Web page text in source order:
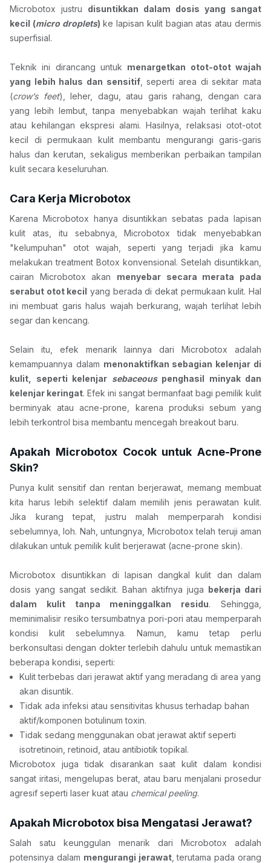
Microbotox justru disuntikkan dalam dosis yang sangat
kecil (micro droplets) ke lapisan kulit bagian atas atau dermis
superfisial.
Teknik ini dirancang untuk menargetkan otot-otot wajah
yang lebih halus dan sensitif, seperti area di sekitar mata
(crow’s feet), leher, dagu, atau garis rahang, dengan cara
yang lebih lembut, tanpa menyebabkan wajah terlihat kaku
atau kehilangan ekspresi alami. Hasilnya, relaksasi otot-otot
kecil di permukaan kulit membantu mengurangi garis-garis
halus dan kerutan, sekaligus memberikan perbaikan tampilan
kulit secara keseluruhan.
Cara Kerja Microbotox
Karena Microbotox hanya disuntikkan sebatas pada lapisan
kulit atas, itu sebabnya, Microbotox tidak menyebabkan
"kelumpuhan" otot wajah, seperti yang terjadi jika kamu
melakukan treatment Botox konvensional. Setelah disuntikkan,
cairan Microbotox akan menyebar secara merata pada
serabut otot kecil yang berada di dekat permukaan kulit. Hal
ini membuat garis halus wajah berkurang, wajah terlihat lebih
segar dan kencang.
Selain itu, efek menarik lainnya dari Microbotox adalah
kemampuannya dalam menonaktifkan sebagian kelenjar di
kulit, seperti kelenjar sebaceous penghasil minyak dan
kelenjar keringat. Efek ini sangat bermanfaat bagi pemilik kulit
berminyak atau acne-prone, karena produksi sebum yang
lebih terkontrol bisa membantu mencegah breakout baru.
Apakah Microbotox Cocok untuk Acne-Prone
Skin?
Punya kulit sensitif dan rentan berjerawat, memang membuat
kita harus lebih selektif dalam memilih jenis perawatan kulit.
Jika kurang tepat, justru malah memperparah kondisi
sebelumnya, loh. Nah, untungnya, Microbotox telah teruji aman
dilakukan untuk pemilik kulit berjerawat (acne-prone skin).
Microbotox disuntikkan di lapisan dangkal kulit dan dalam
dosis yang sangat sedikit. Bahan aktifnya juga bekerja dari
dalam kulit tanpa meninggalkan residu. Sehingga,
meminimalisir resiko tersumbatnya pori-pori atau memperparah
kondisi kulit sebelumnya. Namun, kamu tetap perlu
berkonsultasi dengan dokter terlebih dahulu untuk memastikan
beberapa kondisi, seperti:
Kulit terbebas dari jerawat aktif yang meradang di area yang
akan disuntik.
Tidak ada infeksi atau sensitivitas khusus terhadap bahan
aktif/komponen botulinum toxin.
Tidak sedang menggunakan obat jerawat aktif seperti
isotretinoin, retinoid, atau antibiotik topikal.
Microbotox juga tidak disarankan saat kulit dalam kondisi
sangat iritasi, mengelupas berat, atau baru menjalani prosedur
agresif seperti laser kuat atau chemical peeling.
Apakah Microbotox bisa Mengatasi Jerawat?
Salah satu keunggulan menarik dari Microbotox adalah
potensinya dalam mengurangi jerawat, terutama pada orang